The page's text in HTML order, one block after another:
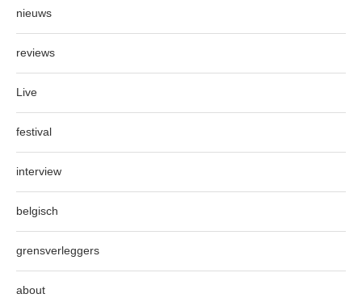
nieuws
reviews
Live
festival
interview
belgisch
grensverleggers
about